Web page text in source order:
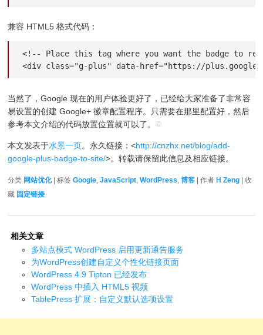
兼容 HTML5 格式代码：
<!-- Place this tag where you want the badge to
<div class="g-plus" data-href="https://
当然了，Google 现在的用户体验更好了，已经给大家准备了非常容
易设置的创建 Google+ 徽章配置程序。只需要在那里配置好，然后
参考本文介绍的代码放置位置就可以了。©
本文发表于水景一页。永久链接：<http://cnzhx.net/blog/add-
google-plus-badge-to-site/>。转载请保留此信息及相应链接。
分类 网站优化| 标签Google,JavaScript,WordPress,博客 | 作者 H Zeng | 收
藏 固定链接
相关文章
多站点模式 WordPress 启用更新通告服务
为WordPress创建自定义个性化链接页面
WordPress 4.9 Tipton 已经发布
WordPress 中插入 HTML5 视频
TablePress 扩展：自定义默认选项设置